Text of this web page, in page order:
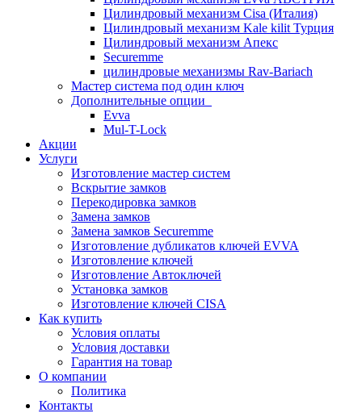
Цилиндровый механизм Cisa (Италия)
Цилиндровый механизм Kale kilit Турция
Цилиндровый механизм Апекс
Securemme
цилиндровые механизмы Rav-Bariach
Мастер система под один ключ
Дополнительные опции
Evva
Mul-T-Lock
Акции
Услуги
Изготовление мастер систем
Вскрытие замков
Перекодировка замков
Замена замков
Замена замков Securemme
Изготовление дубликатов ключей EVVA
Изготовление ключей
Изготовление Автоключей
Установка замков
Изготовление ключей CISA
Как купить
Условия оплаты
Условия доставки
Гарантия на товар
О компании
Политика
Контакты